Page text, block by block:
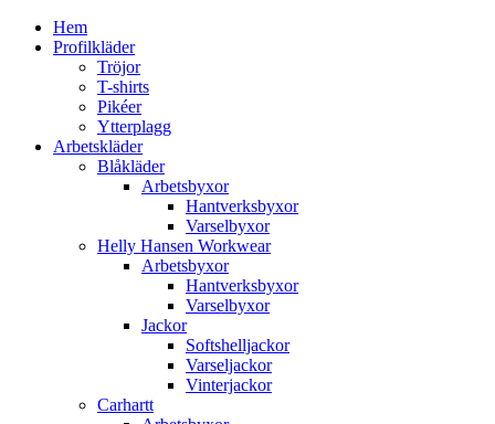
Hem
Profilkläder
Tröjor
T-shirts
Pikéer
Ytterplagg
Arbetskläder
Blåkläder
Arbetsbyxor
Hantverksbyxor
Varselbyxor
Helly Hansen Workwear
Arbetsbyxor
Hantverksbyxor
Varselbyxor
Jackor
Softshelljackor
Varseljackor
Vinterjackor
Carhartt